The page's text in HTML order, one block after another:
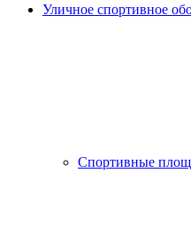
Уличное спортивное
Спортивные